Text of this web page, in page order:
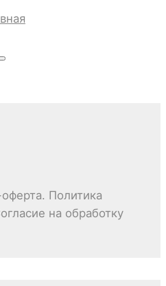
Политика
на обработку